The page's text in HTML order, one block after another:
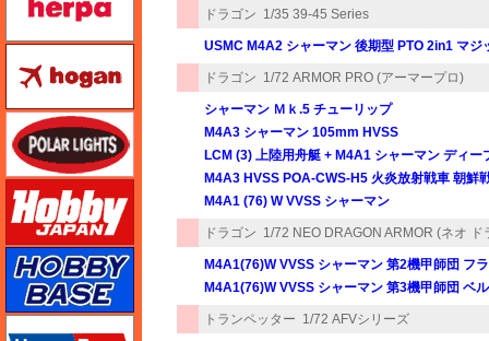
ドラゴン 1/35 39-45 Series
USMC M4A2 シャーマン 後期型 PTO 2in1 マジ
ドラゴン 1/72 ARMOR PRO (アーマープロ)
シャーマン Ｍｋ.5 チューリップ
M4A3 シャーマン 105mm HVSS
LCM (3) 上陸用舟艇 + M4A1 シャーマン ディー
M4A3 HVSS POA-CWS-H5 火炎放射戦車 朝鮮
M4A1 (76) W VVSS シャーマン
ドラゴン 1/72 NEO DRAGON ARMOR (ネオ ド
M4A1(76)W VVSS シャーマン 第2機甲師団 フ
M4A1(76)W VVSS シャーマン 第3機甲師団 ベ
トランペッター 1/72 AFVシリーズ
ホーガンウイングス
ホビーベース